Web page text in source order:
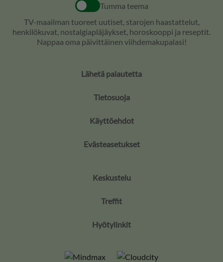
Tumma teema
TV-maailman tuoreet uutiset, starojen haastattelut,
henkilökuvat, nostalgiapläjäykset, horoskooppi ja reseptit.
Nappaa oma päivittäinen viihdemakupalasi!
Lähetä palautetta
Tietosuoja
Käyttöehdot
Evästeasetukset
Keskustelu
Treffit
Hyötylinkit